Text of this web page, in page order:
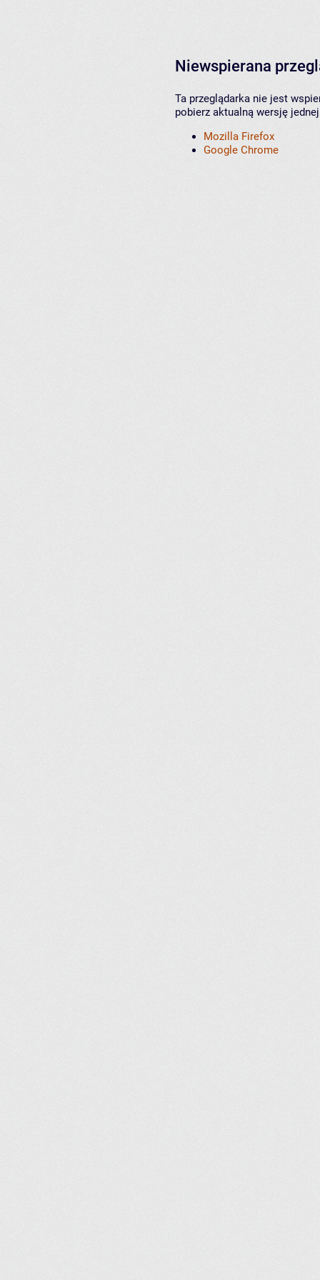
Niewspierana
Ta przeglądarka nie jest
pobierz aktualną wersję
Mozilla Firefox
Google Chrome